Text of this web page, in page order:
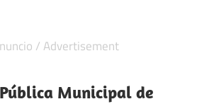
Municipal de